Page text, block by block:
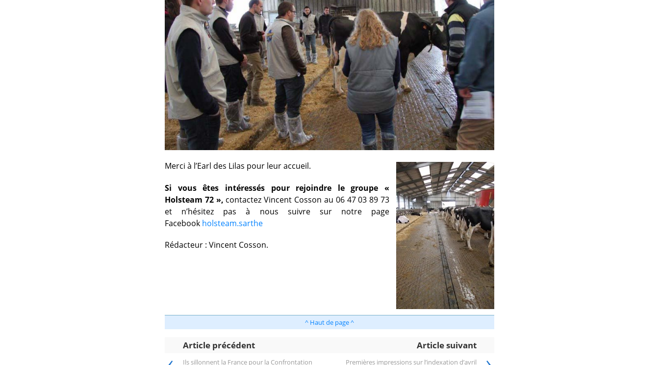
Merci à l’Earl des Lilas pour leur accueil.
Si vous êtes intéressés pour rejoindre le groupe «
Holsteam 72 », contactez Vincent Cosson au 06 47 03 89 73
et n’hésitez pas à nous suivre sur notre page
Facebook holsteam.sarthe
Rédacteur : Vincent Cosson.
^ Haut de page ^
Article précédent Article suivant
Ils sillonnent la France pour la Confrontation Premières impressions sur l’indexation d’avril